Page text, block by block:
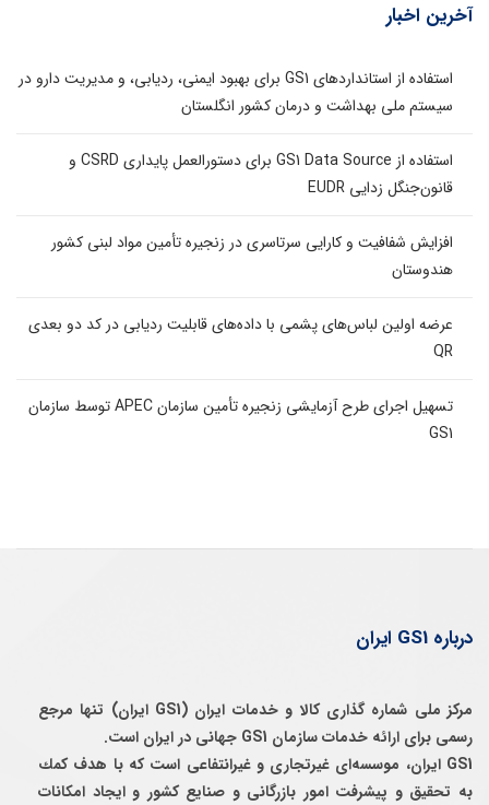
آخرین اخبار
استفاده از استانداردهای GS1 برای بهبود ایمنی، ردیابی، و مدیریت دارو در
سیستم ملی بهداشت و درمان کشور انگلستان
استفاده از GS1 Data Source برای دستورالعمل پایداری CSRD و
قانون‌جنگل زدایی EUDR
افزایش شفافیت و کارایی سرتاسری در زنجیره تأمین مواد لبنی کشور
هندوستان
عرضه اولین لباس‌های پشمی با داده‌های قابلیت ردیابی در کد دو بعدی
QR
تسهیل اجرای طرح آزمایشی زنجیره تأمین سازمان APEC توسط سازمان
GS1
درباره GS1 ایران
مرکز ملی شماره گذاری کالا و خدمات ایران (GS1 ایران) تنها مرجع
رسمی برای ارائه خدمات سازمان GS1 جهانی در ایران است.
GS1 ایران، موسسه‌ای غيرتجاری و غيرانتفاعی است كه با هدف كمك
به تحقيق و پيشرفت امور بازرگانی و صنايع كشور و ايجاد امكانات